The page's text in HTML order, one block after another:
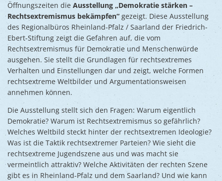
Öffnungszeiten die Ausstellung „Demokratie stärken –
Rechtsextremismus bekämpfen“ gezeigt. Diese Ausstellung
des Regionalbüros Rheinland-Pfalz / Saarland der Friedrich-
Ebert-Stiftung zeigt die Gefahren auf, die vom
Rechtsextremismus für Demokratie und Menschenwürde
ausgehen. Sie stellt die Grundlagen für rechtsextremes
Verhalten und Einstellungen dar und zeigt, welche Formen
rechtsextreme Weltbilder und Argumentationsweisen
annehmen können.
Die Ausstellung stellt sich den Fragen: Warum eigentlich
Demokratie? Warum ist Rechtsextremismus so gefährlich?
Welches Weltbild steckt hinter der rechtsextremen Ideologie?
Was ist die Taktik rechtsextremer Parteien? Wie sieht die
rechtsextreme Jugendszene aus und was macht sie
vermeintlich attraktiv? Welche Aktivitäten der rechten Szene
gibt es in Rheinland-Pfalz und dem Saarland? Und wie kann